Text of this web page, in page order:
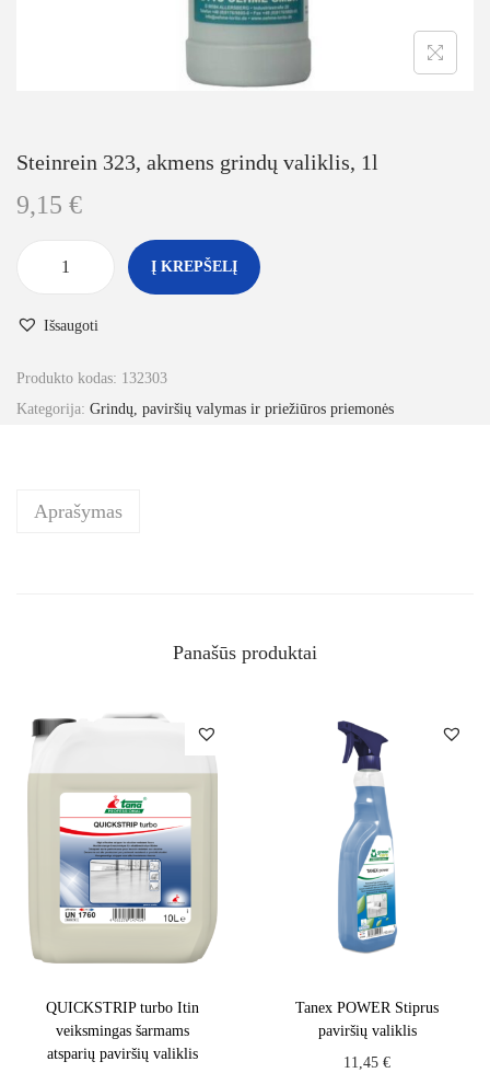
Steinrein 323, akmens grindų valiklis, 1l
9,15 €
Į KREPŠELĮ
Išsaugoti
Produkto kodas: 132303
Kategorija: Grindų, paviršių valymas ir priežiūros priemonės
Aprašymas
Panašūs produktai
QUICKSTRIP turbo Itin
veiksmingas šarmams
atsparių paviršių valiklis
Tanex POWER Stiprus
paviršių valiklis
11,45€